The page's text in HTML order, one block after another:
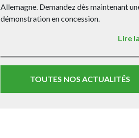
Allemagne. Demandez dès maintenant
démonstration en concession.
Lire
TOUTES NOS ACTUALITÉS